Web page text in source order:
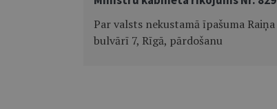
Par valsts nekustamā īpašuma Raiņa
bulvārī 7, Rīgā, pārdošanu